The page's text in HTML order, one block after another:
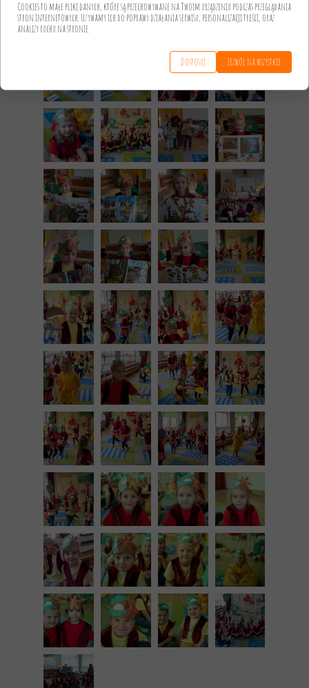
Cookies to małe pliki danych, które są przechowywane na Twoim urządzeniu podczas przeglądania
stron internetowych. Używamy ich do poprawy działania serwisu, personalizacji treści, oraz
analizy ruchu na stronie.
Dostosuj Zezwól na wszystkie